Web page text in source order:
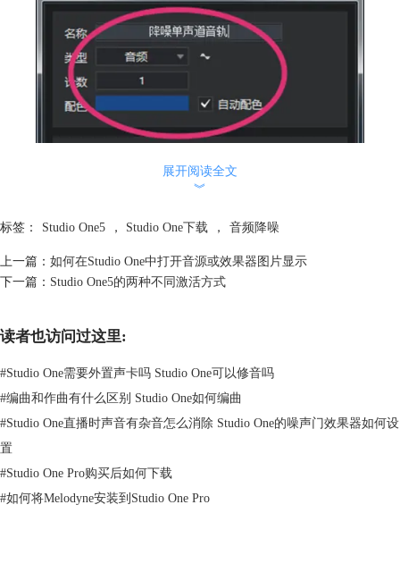
三、设置音轨
单声道音轨创建后，会在左侧工具栏出现。此时左键双击音轨的右上方可
的是麦克风，用于捕捉声音；回放设备就是音频的输出设备。输入设备一
般是不需要选择的，电脑设备连接什么录音设备就显示什么。
回放设备是需要选择的，一般我们有几个虚拟跳线可以选择，根据小编测
试，BlackHole是降噪效果最好的，这里建议大家选择这个虚拟跳线。
展开阅读全文
︾
标签： Studio One5 ， Studio One下载 ， 音频降噪
上一篇： 如何在Studio One中打开音源或效果器图片显示
下一篇： Studio One5的两种不同激活方式
读者也访问过这里:
#Studio One需要外置声卡吗 Studio One可以修音吗
#编曲和作曲有什么区别 Studio One如何编曲
#Studio One直播时声音有杂音怎么消除 Studio One的噪声门效果器如何设
置
#Studio One Pro购买后如何下载
#如何将Melodyne安装到Studio One Pro